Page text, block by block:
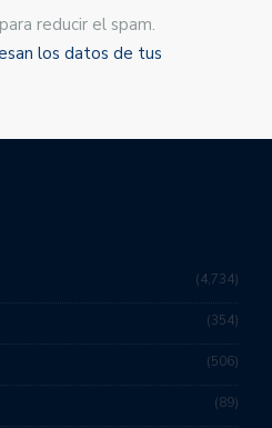
reducir el spam.
los datos de tus
4,734
354
506
89